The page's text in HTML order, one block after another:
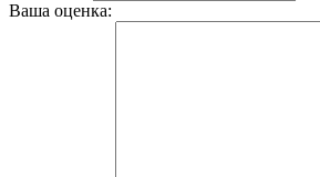
Ваша оценка: